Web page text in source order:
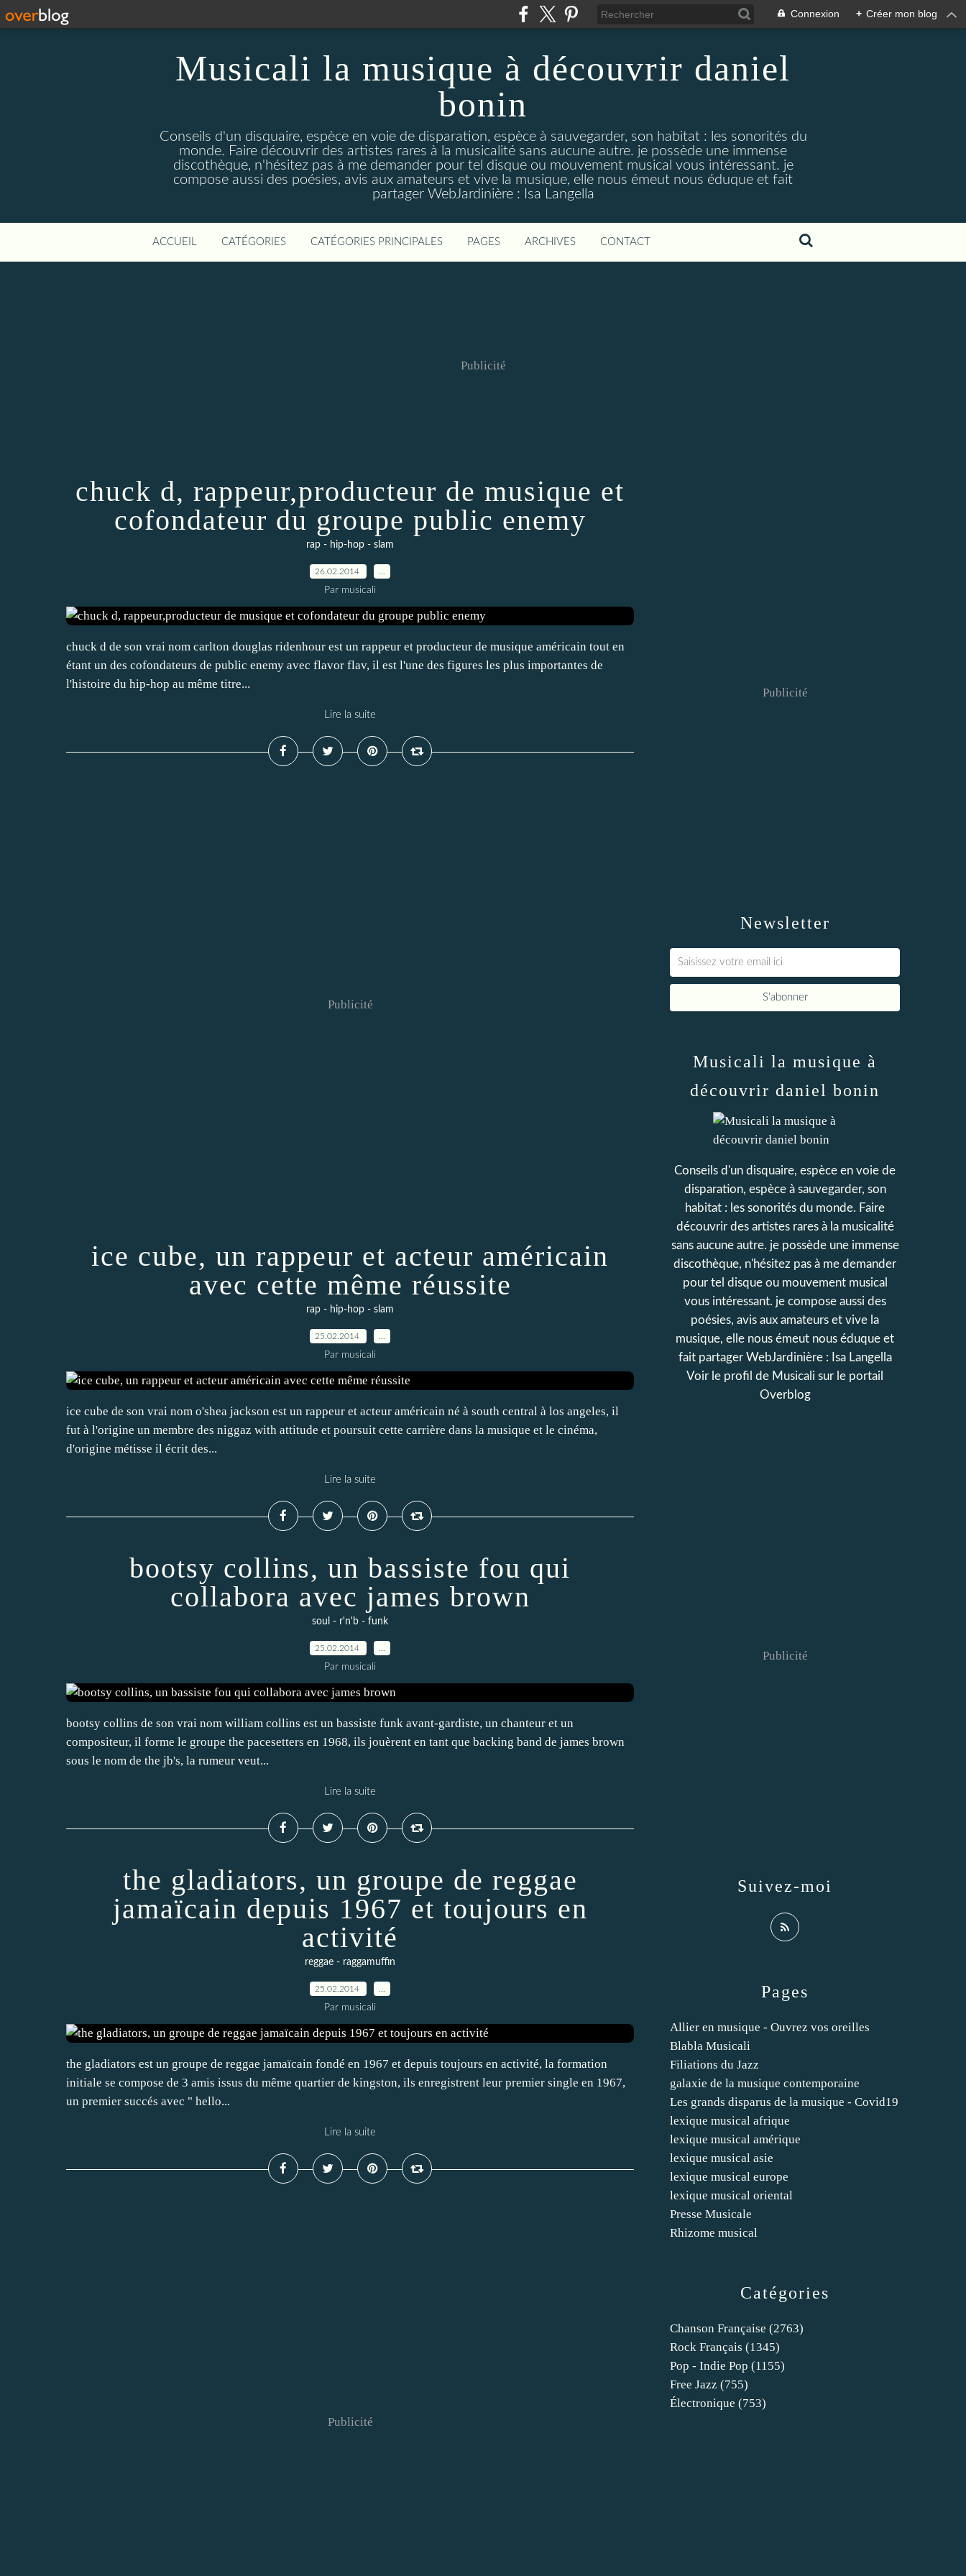
Connexion + Créer mon blog
Musicali la musique à découvrir daniel
bonin
Conseils d'un disquaire, espèce en voie de disparation, espèce à sauvegarder, son habitat : les sonorités du
monde. Faire découvrir des artistes rares à la musicalité sans aucune autre. je possède une immense
discothèque, n'hésitez pas à me demander pour tel disque ou mouvement musical vous intéressant. je
compose aussi des poésies, avis aux amateurs et vive la musique, elle nous émeut nous éduque et fait
partager WebJardinière : Isa Langella
ACCUEIL CATÉGORIES CATÉGORIES PRINCIPALES PAGES ARCHIVES CONTACT
Publicité
chuck d, rappeur,producteur de musique et
cofondateur du groupe public enemy
rap - hip-hop - slam
26.02.2014
Par musicali
chuck d de son vrai nom carlton douglas ridenhour est un rappeur et producteur de musique américain tout en
étant un des cofondateurs de public enemy avec flavor flav, il est l'une des figures les plus importantes de
l'histoire du hip-hop au même titre...
Lire la suite
Publicité
ice cube, un rappeur et acteur américain
avec cette même réussite
rap - hip-hop - slam
25.02.2014
Par musicali
ice cube de son vrai nom o'shea jackson est un rappeur et acteur américain né à south central à los angeles, il
fut à l'origine un membre des niggaz with attitude et poursuit cette carrière dans la musique et le cinéma,
d'origine métisse il écrit des...
Lire la suite
bootsy collins, un bassiste fou qui
collabora avec james brown
soul - r'n'b - funk
25.02.2014
Par musicali
bootsy collins de son vrai nom william collins est un bassiste funk avant-gardiste, un chanteur et un
compositeur, il forme le groupe the pacesetters en 1968, ils jouèrent en tant que backing band de james brown
sous le nom de the jb's, la rumeur veut...
Lire la suite
the gladiators, un groupe de reggae
jamaïcain depuis 1967 et toujours en
activité
reggae - raggamuffin
25.02.2014
Par musicali
the gladiators est un groupe de reggae jamaïcain fondé en 1967 et depuis toujours en activité, la formation
initiale se compose de 3 amis issus du même quartier de kingston, ils enregistrent leur premier single en 1967,
un premier succés avec " hello...
Lire la suite
Publicité
Newsletter
Publicité
Catégories
Chanson Française (2763)
Rock Français (1345)
Pop - Indie Pop (1155)
Free Jazz (755)
Électronique (753)
Pages
Allier en musique - Ouvrez vos oreilles
Blabla Musicali
Filiations du Jazz
galaxie de la musique contemporaine
Les grands disparus de la musique - Covid19
lexique musical afrique
lexique musical amérique
lexique musical asie
lexique musical europe
lexique musical oriental
Presse Musicale
Rhizome musical
Musicali la musique à
découvrir daniel bonin
Conseils d'un disquaire, espèce en voie de
disparation, espèce à sauvegarder, son
habitat : les sonorités du monde. Faire
découvrir des artistes rares à la musicalité
sans aucune autre. je possède une immense
discothèque, n'hésitez pas à me demander
pour tel disque ou mouvement musical
vous intéressant. je compose aussi des
poésies, avis aux amateurs et vive la
musique, elle nous émeut nous éduque et
fait partager WebJardinière : Isa Langella
Voir le profil de Musicali sur le portail
Overblog
Suivez-moi
Publicité